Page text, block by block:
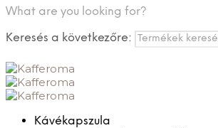
What are you looking for?
Keresés a következőre:
Kávékapszula